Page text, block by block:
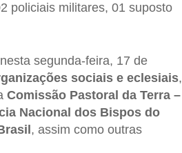
policiais militares, 01 suposto
segunda-feira, 17 de
sociais e eclesiais,
Comissão Pastoral da Terra –
Nacional dos Bispos do
, assim como outras